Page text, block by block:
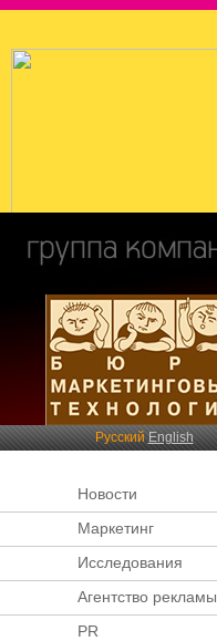
РусскийEnglish
Новости
Маркетинг
Исследования
Агентство рекламы
PR